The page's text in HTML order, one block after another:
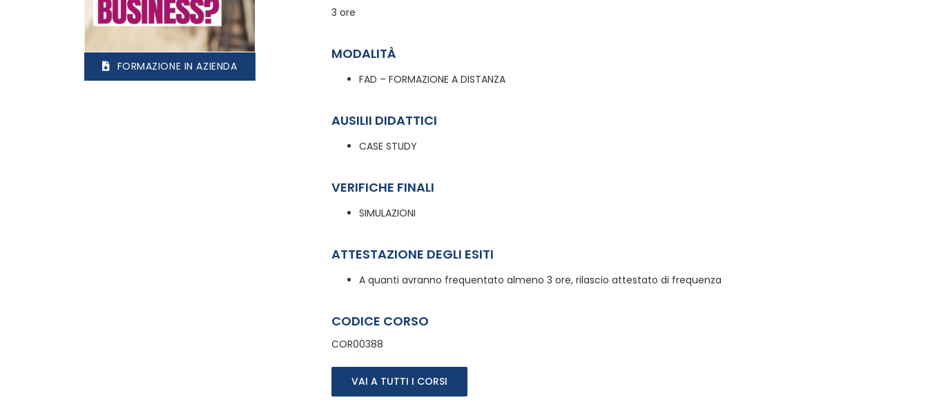
FORMAZIONE IN AZIENDA
3 ore
MODALITÀ
FAD – FORMAZIONE A DISTANZA
AUSILII DIDATTICI
CASE STUDY
VERIFICHE FINALI
SIMULAZIONI
ATTESTAZIONE DEGLI ESITI
A quanti avranno frequentato almeno 3 ore, rilascio attestato di frequenza
CODICE CORSO
COR00388
VAI A TUTTI I CORSI